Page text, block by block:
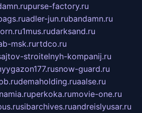
purse-factory.ru
adler-jun.rubandamn.ru
1mus.rudarksand.ru
msk.rurtdco.ru
stroitelnyh-kompanij.ru
snow-guard.ru
demaholding.ruaalse.ru
perkoka.rumovie-one.ru
sibarchives.ruandreislyusar.ru